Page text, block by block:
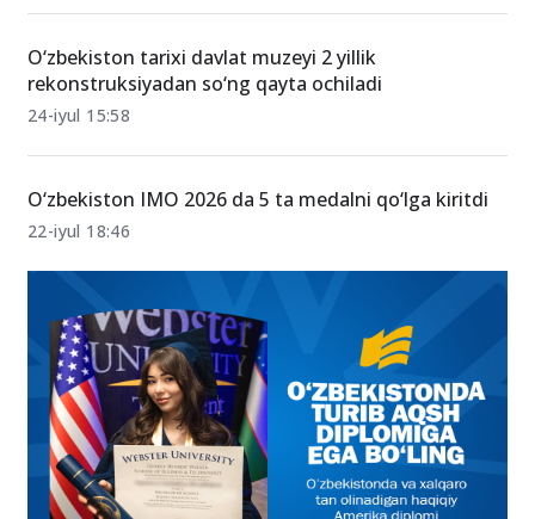
bog‘lar quriladi
24-iyul 18:13
rekonstruksiyadan so‘ng qayta ochiladi
24-iyul 15:58
22-iyul 18:46